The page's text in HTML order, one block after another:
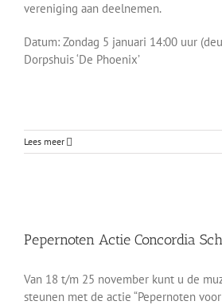
vereniging aan deelnemen.
Datum: Zondag 5 januari 14:00 uur
Dorpshuis ‘De Phoenix’
Lees meer
Berichten-Archief
Pepernoten Actie Concordia
Van 18 t/m 25 november kunt u de
steunen met de actie “Pepernoten